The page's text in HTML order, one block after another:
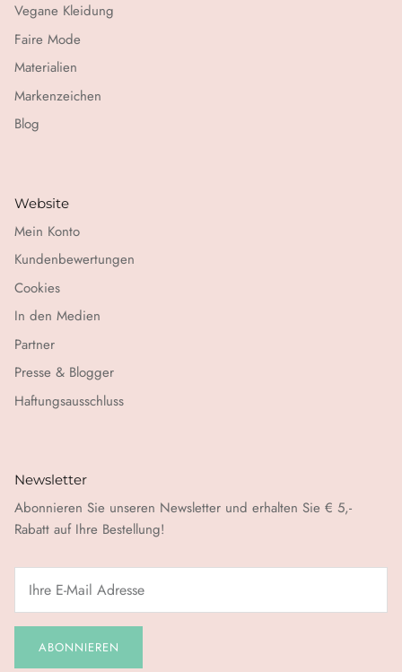
Vegane Kleidung
Faire Mode
Materialien
Markenzeichen
Blog
Website
Mein Konto
Kundenbewertungen
Cookies
In den Medien
Partner
Presse & Blogger
Haftungsausschluss
Newsletter
Abonnieren Sie unseren Newsletter und erhalten Sie € 5,-
Rabatt auf Ihre Bestellung!
ABONNIEREN